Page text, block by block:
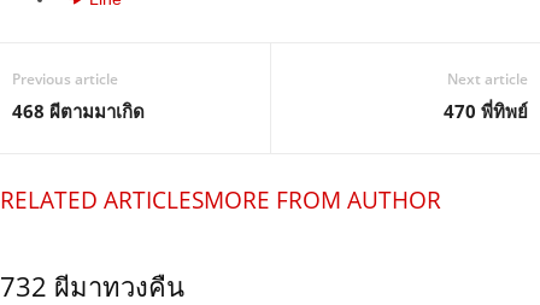
Previous article
468 ผีตามมาเกิด
Next article
470 พี่ทิพย์
RELATED ARTICLESMORE FROM AUTHOR
732 ผีมาทวงคืน